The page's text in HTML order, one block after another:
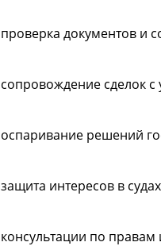
проверка документов и
сопровождение сделок
оспаривание решений
защита интересов в
консультации по